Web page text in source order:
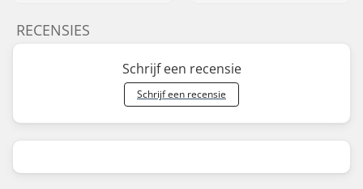
RECENSIES
Schrijf een recensie
Schrijf een recensie